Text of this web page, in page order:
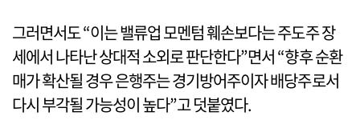
그러면서도 “이는 밸류업 모멘텀 훼손보다는 주도주 장
세에서 나타난 상대적 소외로 판단한다”면서 “향후 순환
매가 확산될 경우 은행주는 경기방어주이자 배당주로서
다시 부각될 가능성이 높다”고 덧붙였다.